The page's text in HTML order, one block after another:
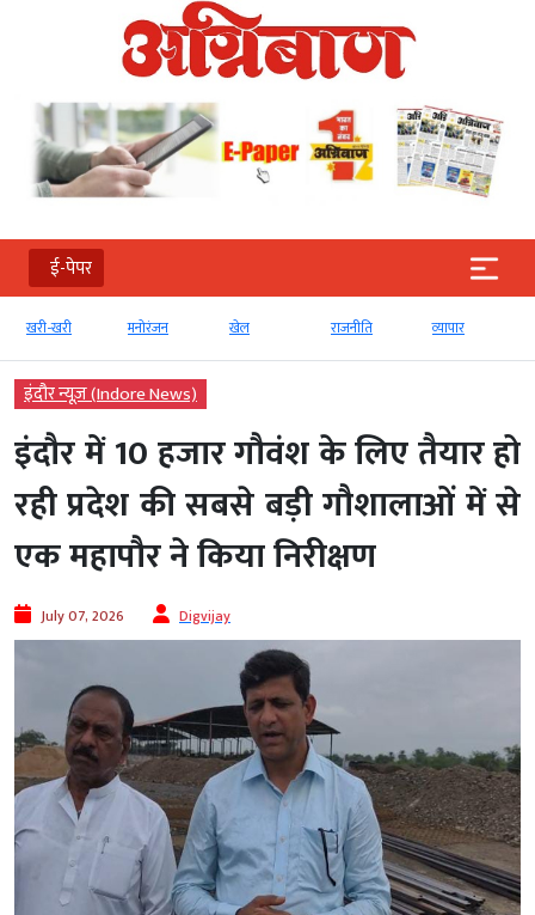
ई-पेपर
खरी-खरी मनोरंजन खेल राजनीति व्‍यापार
इंदौर न्यूज़ (Indore News)
इंदौर में 10 हजार गौवंश के लिए तैयार हो
रही प्रदेश की सबसे बड़ी गौशालाओं में से
एक महापौर ने किया निरीक्षण
July 07, 2026 Digvijay